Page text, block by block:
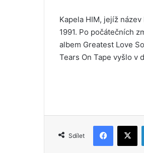
Kapela HIM, jejíž
1991. Po počátečních
albem Greatest Love
Tears On Tape vyšlo v
Sdílet